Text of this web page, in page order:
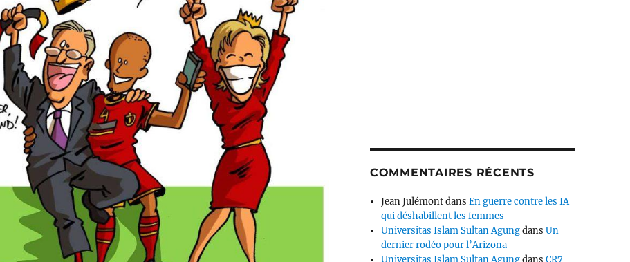
COMMENTAIRES RÉCENTS
Jean JulémontdansEn guerre contre les IA
qui déshabillent les femmes
Universitas Islam Sultan AgungdansUn
dernier rodéo pour l’Arizona